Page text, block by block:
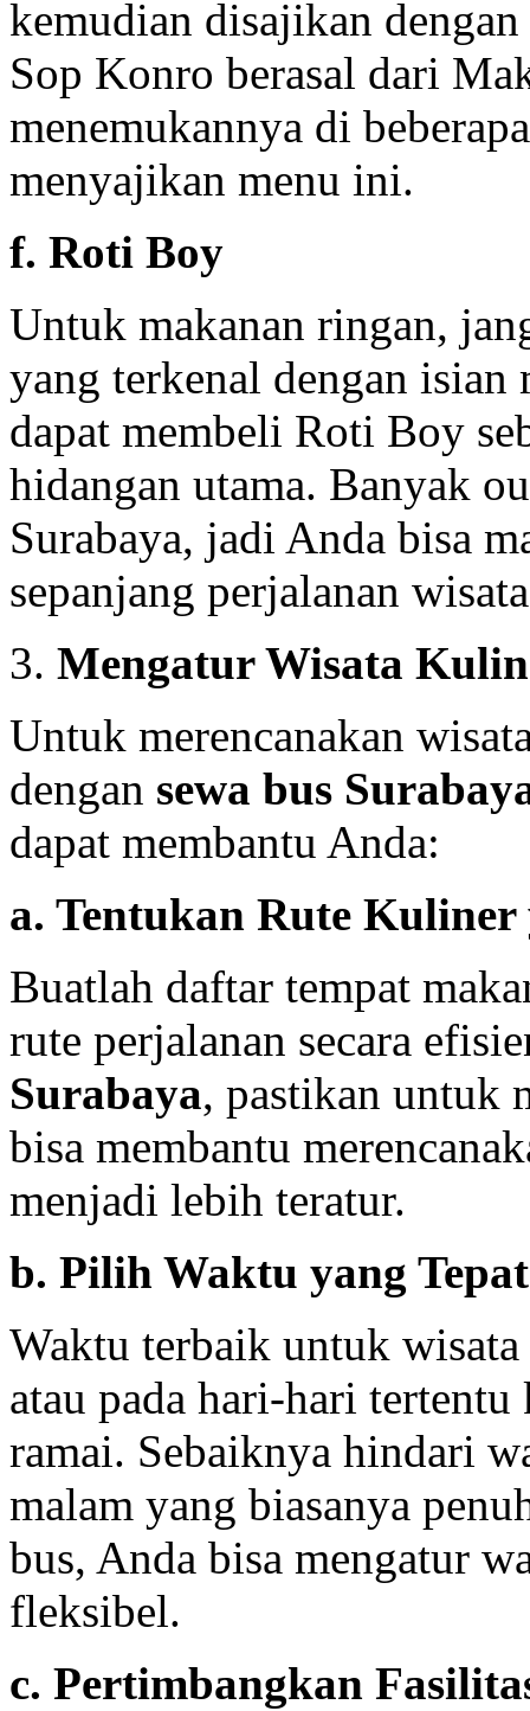
kemudian disajikan
Sop Konro berasal dari
menemukannya di
menyajikan menu ini.
f. Roti Boy
Untuk makanan ringan,
yang terkenal dengan
dapat membeli Roti Boy
hidangan utama. Banyak
Surabaya, jadi Anda bisa
sepanjang perjalanan
3. Mengatur Wisata
Untuk merencanakan
dengan sewa bus
dapat membantu Anda:
a. Tentukan Rute
Buatlah daftar tempat
rute perjalanan secara
Surabaya, pastikan untuk
bisa membantu
menjadi lebih teratur.
b. Pilih Waktu yang Tepat
Waktu terbaik untuk
atau pada hari-hari
ramai. Sebaiknya hindari
malam yang biasanya
bus, Anda bisa mengatur
fleksibel.
c. Pertimbangkan